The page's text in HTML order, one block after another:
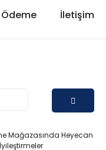
Ödeme İletişim